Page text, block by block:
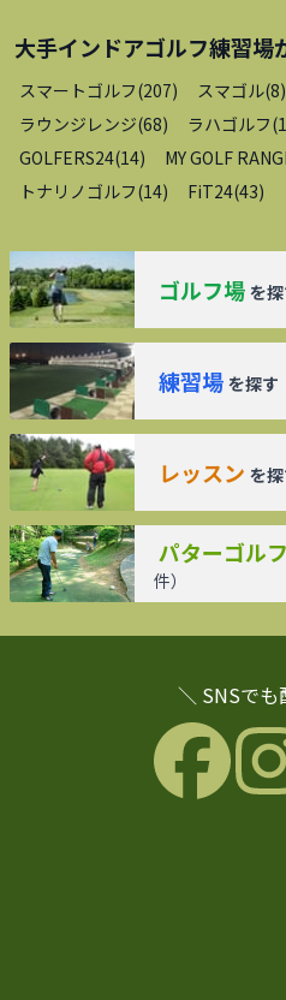
大手インドアゴルフ練習場
スマートゴルフ(207) スマゴル(8)
ラウンジレンジ(68) ラハゴルフ(
GOLFERS24(14) MY GOLF
トナリノゴルフ(14) FiT24(43)
ゴルフ場 を
練習場 を探す
レッスン を
パターゴル
件）
＼ SNSでも